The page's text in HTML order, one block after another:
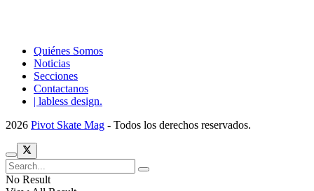
Quiénes Somos
Noticias
Secciones
Contactanos
| labless design.
2026 Pivot Skate Mag - Todos los derechos reservados.
No Result